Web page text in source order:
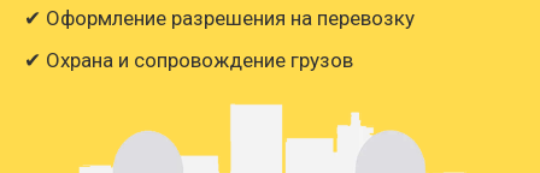
✔ Оформление разрешения на перевозку
✔ Охрана и сопровождение грузов